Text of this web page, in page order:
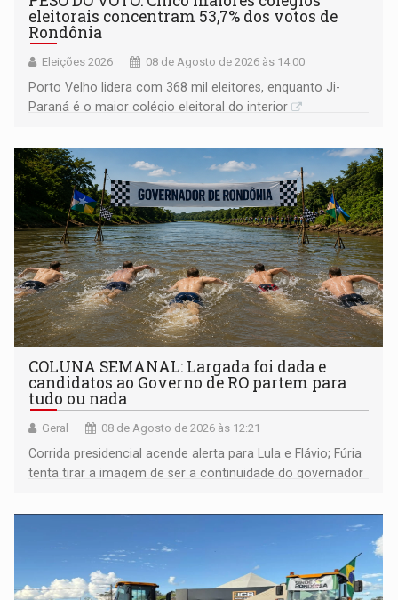
eleitorais concentram 53,7% dos votos de
Rondônia
Eleições 2026 08 de Agosto de 2026 às 14:00
Porto Velho lidera com 368 mil eleitores, enquanto Ji-
Paraná é o maior colégio eleitoral do interior
COLUNA SEMANAL: Largada foi dada e
candidatos ao Governo de RO partem para
tudo ou nada
Geral 08 de Agosto de 2026 às 12:21
Corrida presidencial acende alerta para Lula e Flávio; Fúria
tenta tirar a imagem de ser a continuidade do governador
não ter entrado no modo eleição; ABAV faz evento em